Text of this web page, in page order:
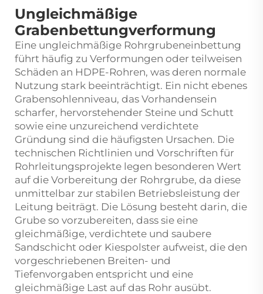
Ungleichmäßige
Grabenbettungverformung
Eine ungleichmäßige Rohrgrubeneinbettung
führt häufig zu Verformungen oder teilweisen
Schäden an HDPE-Rohren, was deren normale
Nutzung stark beeinträchtigt. Ein nicht ebenes
Grabensohlenniveau, das Vorhandensein
scharfer, hervorstehender Steine und Schutt
sowie eine unzureichend verdichtete
Gründung sind die häufigsten Ursachen. Die
technischen Richtlinien und Vorschriften für
Rohrleitungsprojekte legen besonderen Wert
auf die Vorbereitung der Rohrgrube, da diese
unmittelbar zur stabilen Betriebsleistung der
Leitung beiträgt. Die Lösung besteht darin, die
Grube so vorzubereiten, dass sie eine
gleichmäßige, verdichtete und saubere
Sandschicht oder Kiespolster aufweist, die den
vorgeschriebenen Breiten- und
Tiefenvorgaben entspricht und eine
gleichmäßige Last auf das Rohr ausübt.